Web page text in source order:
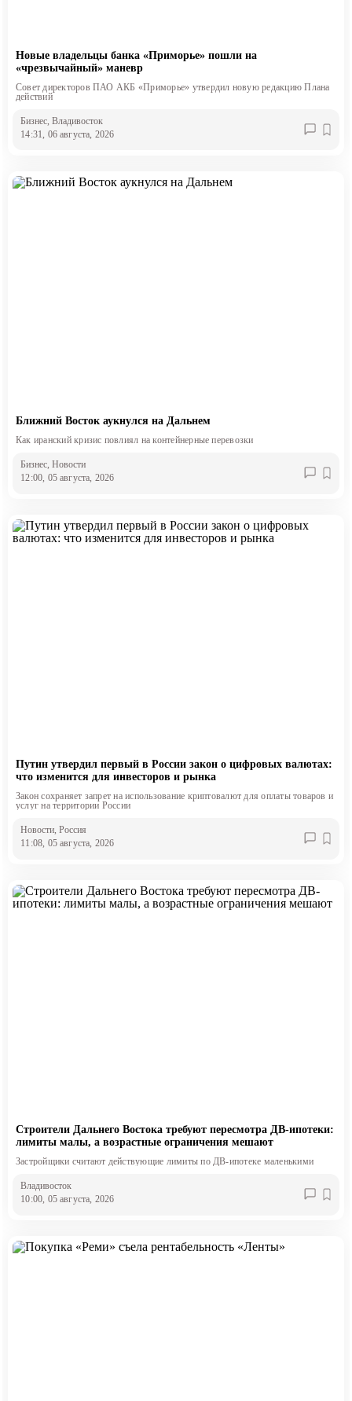
Новые владельцы банка «Приморье» пошли на
«чрезвычайный» маневр
Совет директоров ПАО АКБ «Приморье» утвердил новую редакцию Плана
действий
Бизнес, Владивосток
14:31, 06 августа, 2026
Ближний Восток аукнулся на Дальнем
Как иранский кризис повлиял на контейнерные перевозки
Бизнес, Новости
12:00, 05 августа, 2026
Путин утвердил первый в России закон о цифровых валютах:
что изменится для инвесторов и рынка
Закон сохраняет запрет на использование криптовалют для оплаты товаров и
услуг на территории России
Новости, Россия
11:08, 05 августа, 2026
Строители Дальнего Востока требуют пересмотра ДВ-ипотеки:
лимиты малы, а возрастные ограничения мешают
Застройщики считают действующие лимиты по ДВ-ипотеке маленькими
Владивосток
10:00, 05 августа, 2026